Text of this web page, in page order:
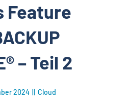
Feature
– Teil 2
2024 Cloud